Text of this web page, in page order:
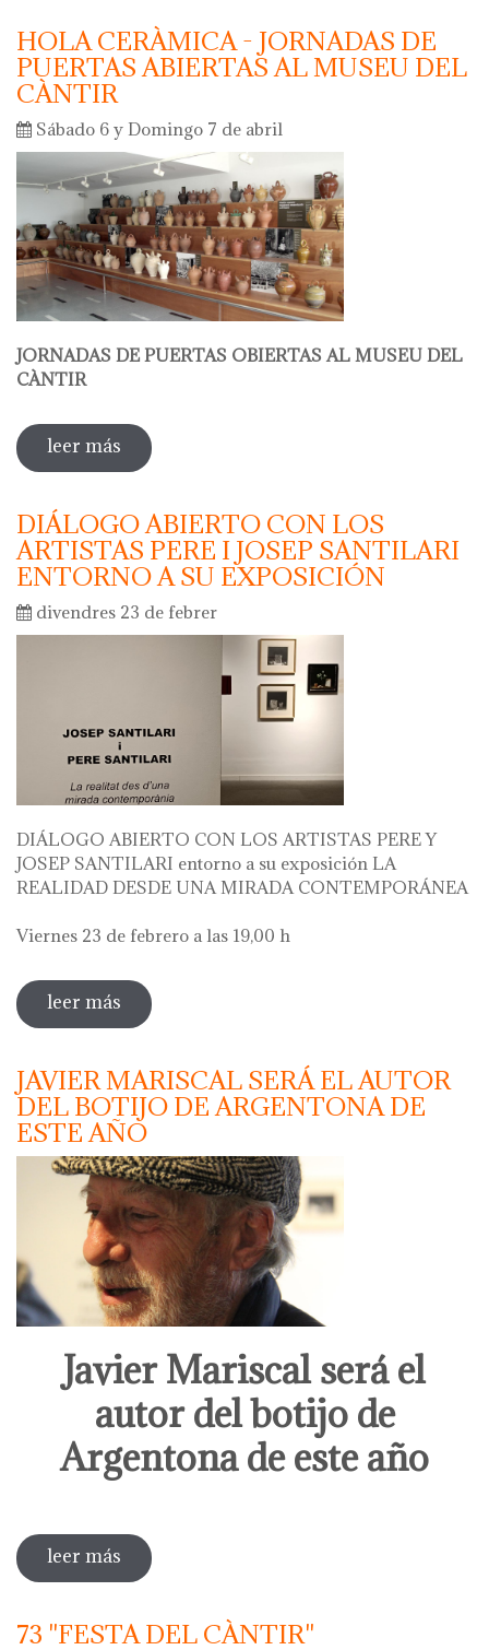
HOLA CERÀMICA - JORNADAS DE
PUERTAS ABIERTAS AL MUSEU DEL
CÀNTIR
Sábado 6 y Domingo 7 de abril
JORNADAS DE PUERTAS OBIERTAS AL MUSEU DEL
CÀNTIR
leer más sobre hola ceràmica - jornadas de
puertas abiertas al museu del càntir
DIÁLOGO ABIERTO CON LOS
ARTISTAS PERE I JOSEP SANTILARI
ENTORNO A SU EXPOSICIÓN
divendres 23 de febrer
DIÁLOGO ABIERTO CON LOS ARTISTAS PERE Y
JOSEP SANTILARI entorno a su exposición LA
REALIDAD DESDE UNA MIRADA CONTEMPORÁNEA
Viernes 23 de febrero a las 19,00 h
leer más sobre diálogo abierto con los artistas
pere i josep santilari entorno a su
JAVIER MARISCAL SERÁ EL AUTOR
DEL BOTIJO DE ARGENTONA DE
ESTE AÑO
Javier Mariscal será el
autor del botijo de
Argentona de este año
leer más sobre javier mariscal será el autor del
botijo de argentona de este año
73 "FESTA DEL CÀNTIR"